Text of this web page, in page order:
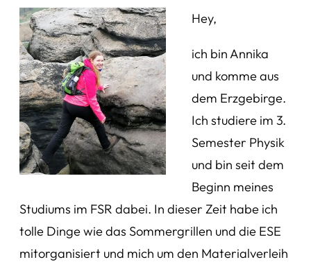
Hey,
ich bin Annika
und komme aus
dem Erzgebirge.
Ich studiere im 3.
Semester Physik
und bin seit dem
Beginn meines
Studiums im FSR dabei. In dieser Zeit habe ich
tolle Dinge wie das Sommergrillen und die ESE
mitorganisiert und mich um den Materialverleih